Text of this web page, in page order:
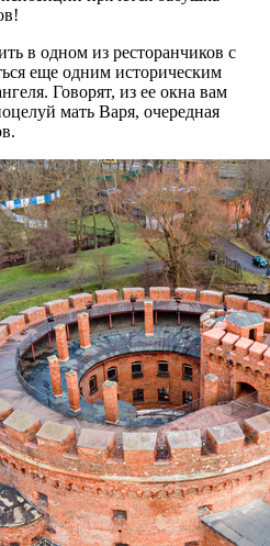
в одном из ресторанчиков с
еще одним историческим
Говорят, из ее окна вам
мать Варя, очередная